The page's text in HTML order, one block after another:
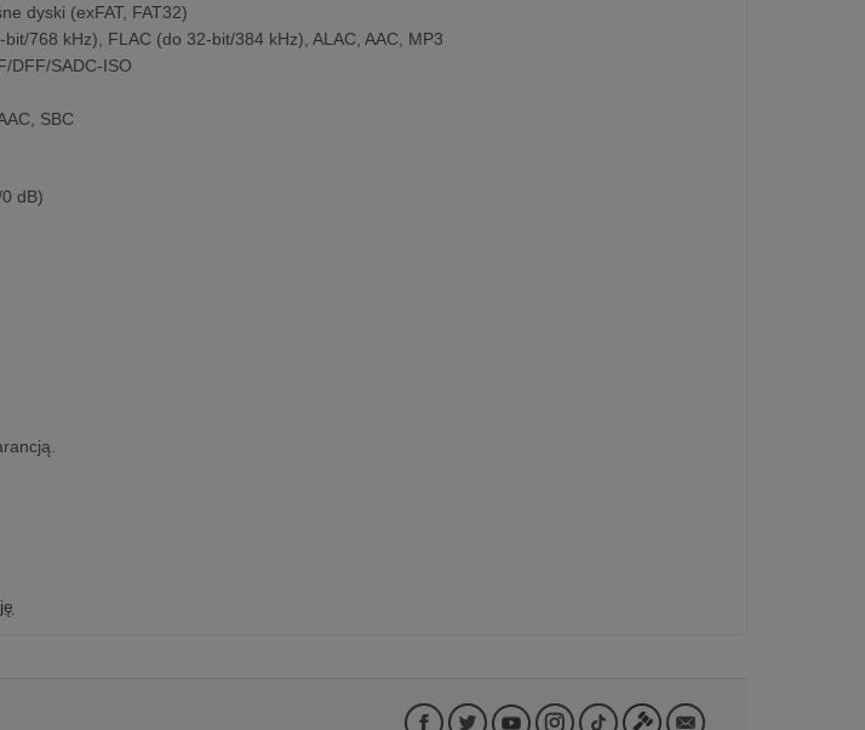
dyski (exFAT, FAT32)
768 kHz), FLAC (do 32-bit/384 kHz), ALAC, AAC, MP3
DFF/SADC-ISO
SBC
dB)